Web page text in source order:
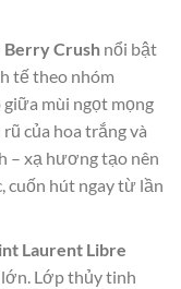
Berry Crushnổi bật
tế theo nhóm
giữa mùi ngọt mọng
của hoa trắng và
– xạ hương tạo nên
cuốn hút ngay từ lần
Laurent Libre
Lớp thủy tinh